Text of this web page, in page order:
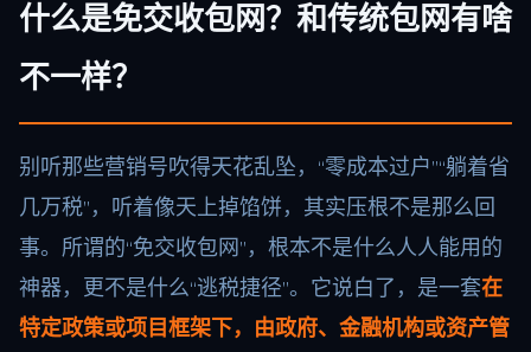
什么是免交收包网？和传统包网有啥
不一样？
别听那些营销号吹得天花乱坠，“零成本过户”“躺着省
几万税”，听着像天上掉馅饼，其实压根不是那么回
事。所谓的“免交收包网”，根本不是什么人人能用的
神器，更不是什么“逃税捷径”。它说白了，是一套在
特定政策或项目框架下，由政府、金融机构或资产管